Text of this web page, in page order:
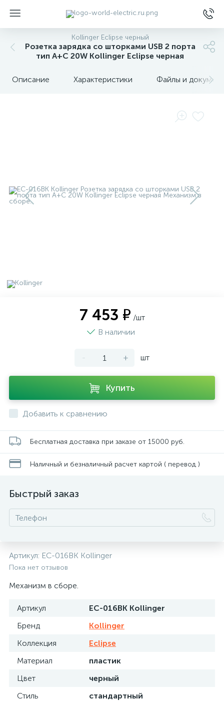
Kollinger Eclipse черный
Розетка зарядка со шторками USB 2 порта
тип А+C 20W Kollinger Eclipse черная
Описание Характеристики Файлы и
7 453 ₽ /шт
В наличии
- + шт
Купить
Добавить к сравнению
Бесплатная доставка при заказе от 15000 руб.
Наличный и безналичный расчет картой ( перевод )
Быстрый заказ
Артикул: EC-016BK Kollinger
Пока нет отзывов
Механизм в сборе.
Артикул
EC-016BK Kollinger
Бренд
Kollinger
Коллекция
Eclipse
Материал
пластик
Цвет
черный
Стиль
стандартный